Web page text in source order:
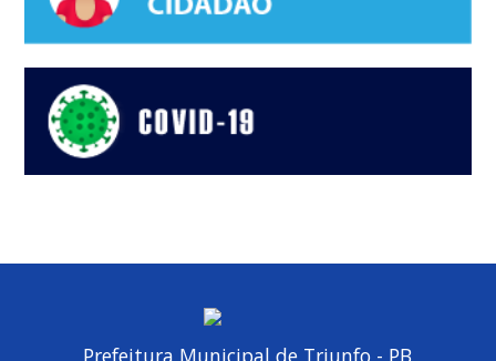
Prefeitura Municipal de Triunfo - PB